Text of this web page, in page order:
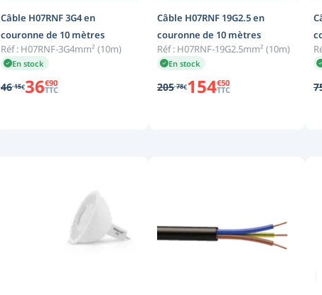
Câble H07RNF 3G4 en
couronne de 10 mètres
Réf : H07RNF-3G4mm² (10m)
En stock
46 15€36€90
TTC
Câble H07RNF 19G2.5 en
couronne de 10 mètres
Réf : H07RNF-19G2.5mm² (10m)
En stock
205 78€154€50
TTC